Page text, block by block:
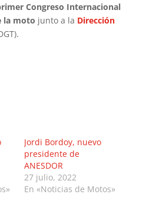
Congreso Internacional
la moto junto a la Dirección
Jordi Bordoy, nuevo
presidente de
ANESDOR
27 julio, 2022
En «Noticias de Motos»